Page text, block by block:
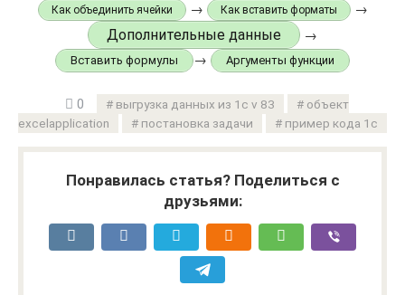
Как объединить ячейки → Как вставить форматы →
Дополнительные данные →
Вставить формулы → Аргументы функции
0 выгрузка данных из 1с v 83
объект
excelapplication
постановка задачи пример кода 1с
Понравилась статья? Поделиться с
друзьями: